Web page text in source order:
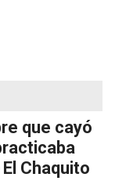
que cayó
Chaquito